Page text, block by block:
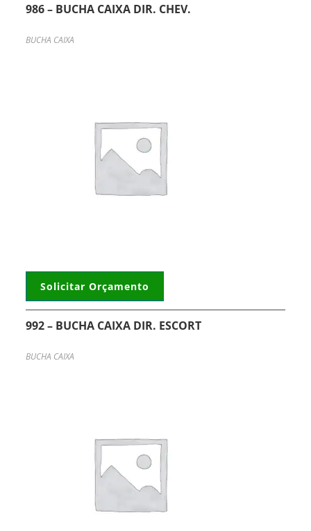
986 – BUCHA CAIXA DIR. CHEV.
BUCHA CAIXA
Solicitar Orçamento
992 – BUCHA CAIXA DIR. ESCORT
BUCHA CAIXA